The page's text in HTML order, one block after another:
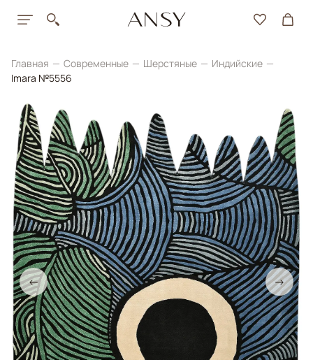
Главная Современные Шерстяные
Индийские
Imara №5556
← →